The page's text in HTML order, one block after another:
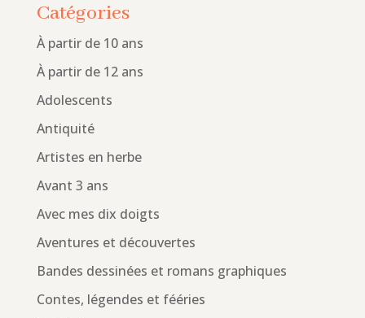
Catégories
À partir de 10 ans
À partir de 12 ans
Adolescents
Antiquité
Artistes en herbe
Avant 3 ans
Avec mes dix doigts
Aventures et découvertes
Bandes dessinées et romans graphiques
Contes, légendes et fééries